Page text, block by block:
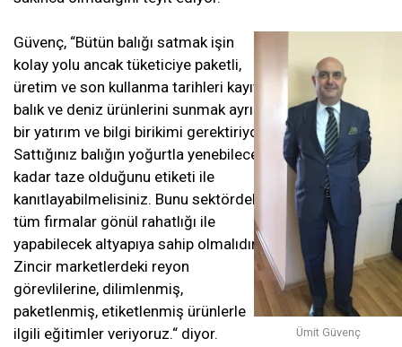
Ümit Güvenç
Güvenç, “Bütün balığı satmak işin
kolay yolu ancak tüketiciye paketli,
üretim ve son kullanma tarihleri kayıtlı
balık ve deniz ürünlerini sunmak ayrı
bir yatırım ve bilgi birikimi gerektiriyor.
Sattığınız balığın yoğurtla yenebilecek
kadar taze olduğunu etiketi ile
kanıtlayabilmelisiniz. Bunu sektördeki
tüm firmalar gönül rahatlığı ile
yapabilecek altyapıya sahip olmalıdır.
Zincir marketlerdeki reyon
görevlilerine, dilimlenmiş,
paketlenmiş, etiketlenmiş ürünlerle
ilgili eğitimler veriyoruz.“ diyor.